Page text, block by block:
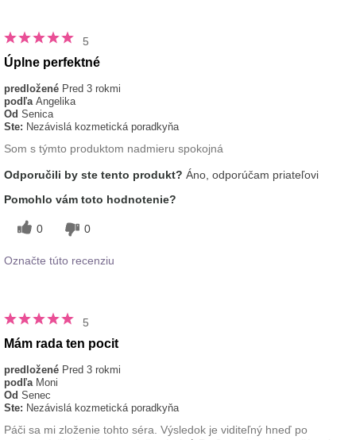
5
Úplne perfektné
predložené Pred 3 rokmi
podľa Angelika
Od Senica
Ste: Nezávislá kozmetická poradkyňa
Som s týmto produktom nadmieru spokojná
Odporučili by ste tento produkt? Áno, odporúčam priateľovi
Pomohlo vám toto hodnotenie?
0 0
Označte túto recenziu
5
Mám rada ten pocit
predložené Pred 3 rokmi
podľa Moni
Od Senec
Ste: Nezávislá kozmetická poradkyňa
Páči sa mi zloženie tohto séra. Výsledok je viditeľný hneď po